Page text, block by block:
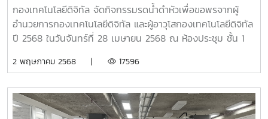
กองเทคโนโลยีดิจิทัล จัดกิจกรรมรดน้ำดำหัวเพื่อขอพรจากผู้
อำนวยการกองเทคโนโลยีดิจิทัล และผู้อาวุโสกองเทคโนโลยีดิจิทัล
ปี 2568 ในวันจันทร์ที่ 28 เมษายน 2568 ณ ห้องประชุม ชั้น 1
2 พฤษภาคม 2568 | 17596